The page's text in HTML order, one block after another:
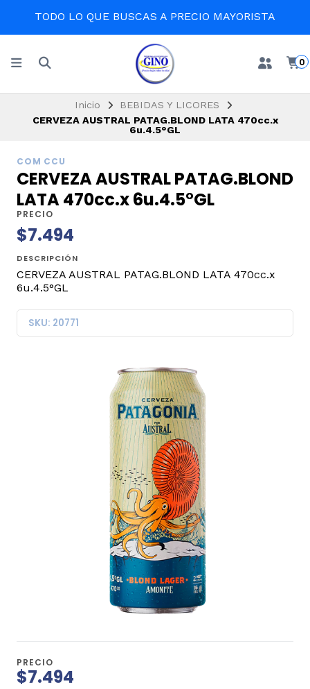
TODO LO QUE BUSCAS A PRECIO MAYORISTA
0
Inicio
BEBIDAS Y LICORES
CERVEZA AUSTRAL PATAG.BLOND LATA 470cc.x
6u.4.5°GL
COM CCU
CERVEZA AUSTRAL PATAG.BLOND
LATA 470cc.x 6u.4.5°GL
PRECIO
$7.494
DESCRIPCIÓN
CERVEZA AUSTRAL PATAG.BLOND LATA 470cc.x
6u.4.5°GL
SKU: 20771
PRECIO
$7.494